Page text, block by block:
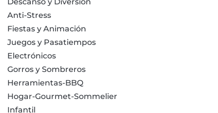
Anti-Stress
Fiestas y Animación
Juegos y Pasatiempos
Electrónicos
Gorros y Sombreros
Herramientas-BBQ
Hogar-Gourmet-Sommelier
Infantil